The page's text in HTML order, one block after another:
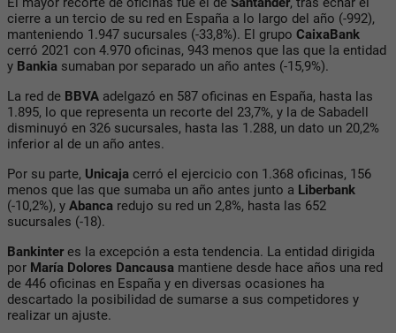
cierre a un tercio de su red en España a lo largo del año (-992),
manteniendo 1.947 sucursales (-33,8%). El grupo CaixaBank
cerró 2021 con 4.970 oficinas, 943 menos que las que la entidad
y Bankia sumaban por separado un año antes (-15,9%).
La red de BBVA adelgazó en 587 oficinas en España, hasta las
1.895, lo que representa un recorte del 23,7%, y la de Sabadell
disminuyó en 326 sucursales, hasta las 1.288, un dato un 20,2%
inferior al de un año antes.
Por su parte, Unicaja cerró el ejercicio con 1.368 oficinas, 156
menos que las que sumaba un año antes junto a Liberbank
(-10,2%), y Abanca redujo su red un 2,8%, hasta las 652
sucursales (-18).
Bankinteres la excepción a esta tendencia. La entidad dirigida
por María Dolores Dancausa mantiene desde hace años una red
de 446 oficinas en España y en diversas ocasiones ha
descartado la posibilidad de sumarse a sus competidores y
realizar un ajuste.